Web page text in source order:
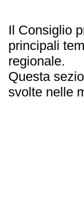
Il Consiglio
principali
regionale.
Questa
svolte nelle